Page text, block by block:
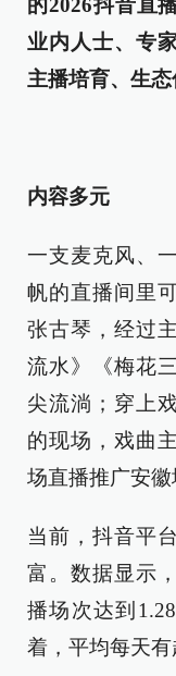
的2026抖音直
业内人士、专
主播培育、生态
内容多元
一支麦克风、
帆的直播间里
张古琴，经过
流水》《梅花
尖流淌；穿上
的现场，戏曲
场直播推广安
当前，抖音平
富。数据显示
播场次达到
着，平均每天有